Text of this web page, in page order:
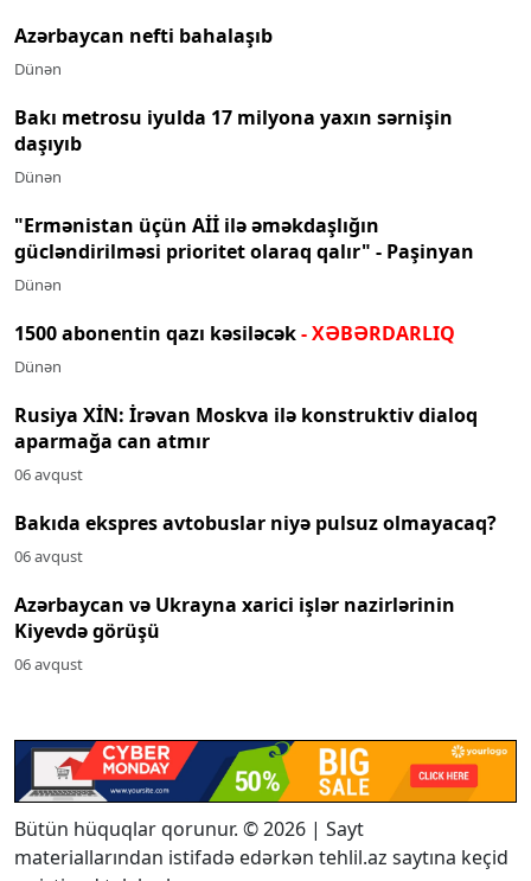
Azərbaycan nefti bahalaşıb
Dünən
Bakı metrosu iyulda 17 milyona yaxın sərnişin
daşıyıb
Dünən
"Ermənistan üçün Aİİ ilə əməkdaşlığın
gücləndirilməsi prioritet olaraq qalır" - Paşinyan
Dünən
1500 abonentin qazı kəsiləcək- XƏBƏRDARLIQ
Dünən
Rusiya XİN: İrəvan Moskva ilə konstruktiv dialoq
aparmağa can atmır
06 avqust
Bakıda ekspres avtobuslar niyə pulsuz olmayacaq?
06 avqust
Azərbaycan və Ukrayna xarici işlər nazirlərinin
Kiyevdə görüşü
06 avqust
Bütün hüquqlar qorunur. © 2026 | Sayt
materiallarından istifadə edərkən tehlil.az saytına keçid